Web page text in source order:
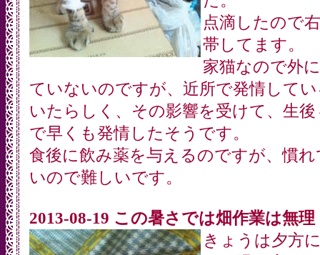
点滴したので
帯してます。
家猫なので外
ていないのですが、近所で発情して
いたらしく、その影響を受けて、生後
で早くも発情したそうです。
食後に飲み薬を与えるのですが、慣
いので難しいです。
2013-08-19 この暑さでは畑作業は無理
きょうは夕方